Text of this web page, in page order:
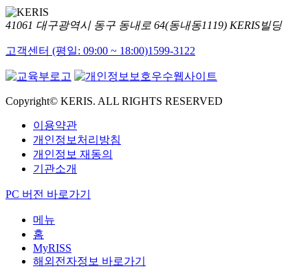
41061 대구광역시 동구 동내로 64(동내동1119) KERIS빌딩
고객센터 (평일: 09:00 ~ 18:00)1599-3122
Copyright© KERIS. ALL RIGHTS RESERVED
이용약관
개인정보처리방침
개인정보 재동의
기관소개
PC 버전 바로가기
메뉴
홈
MyRISS
해외전자정보 바로가기